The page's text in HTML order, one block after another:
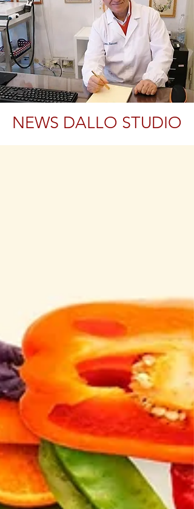
NEWS DALLO STUDIO